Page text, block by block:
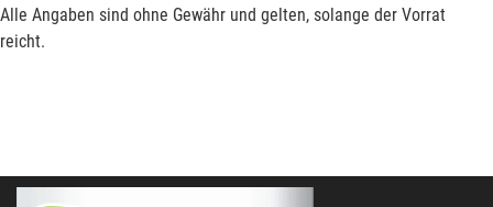
Alle Angaben sind ohne Gewähr und gelten, solange der Vorrat
reicht.